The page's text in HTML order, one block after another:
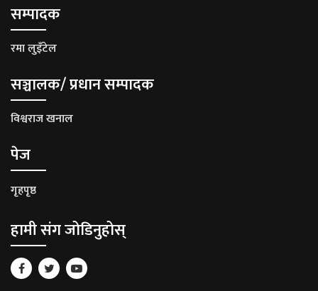
सम्पादक
रमा लुइँटेल
सञ्चालक/ प्रधान सम्पादक
विश्वराज खनाल
पेज
गृहपृष्ठ
हामी संग जोडिनुहोस्